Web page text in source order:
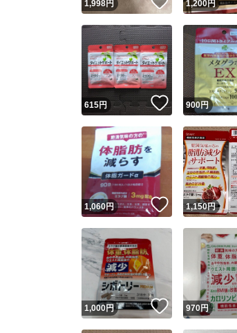
1,998円 1,200円
615円 いいね！
900円
1,060円 いいね！
1,150円
1,000円 いいね！
970円